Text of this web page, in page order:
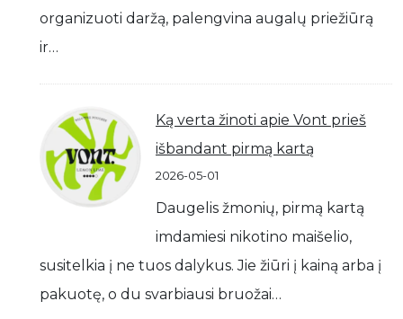
organizuoti daržą, palengvina augalų priežiūrą
ir…
Ką verta žinoti apie Vont prieš
išbandant pirmą kartą
2026-05-01
Daugelis žmonių, pirmą kartą
imdamiesi nikotino maišelio,
susitelkia į ne tuos dalykus. Jie žiūri į kainą arba į
pakuotę, o du svarbiausi bruožai…